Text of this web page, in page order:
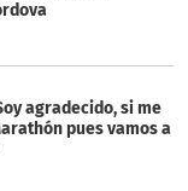
agradecido, si me
pues vamos a